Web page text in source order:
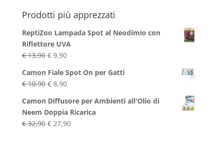
Prodotti più apprezzati
ReptiZoo Lampada Spot al Neodimio con
Riflettore UVA
€13,90 Il
originale
era:
€ 13,90.
€9,90Il
attuale
è:
€ 9,90.
Camon Fiale Spot On per Gatti
€10,90 Il
originale
era:
€ 10,90.
€8,90Il
attuale
è:
€ 8,90.
Camon Diffusore per Ambienti all'Olio di
Neem Doppia Ricarica
€32,90 Il
€27,90Il